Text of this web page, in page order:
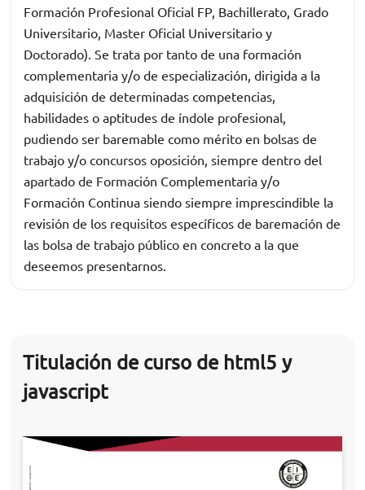
Formación Profesional Oficial FP, Bachillerato, Grado
Universitario, Master Oficial Universitario y
Doctorado). Se trata por tanto de una formación
complementaria y/o de especialización, dirigida a la
adquisición de determinadas competencias,
habilidades o aptitudes de índole profesional,
pudiendo ser baremable como mérito en bolsas de
trabajo y/o concursos oposición, siempre dentro del
apartado de Formación Complementaria y/o
Formación Continua siendo siempre imprescindible la
revisión de los requisitos específicos de baremación de
las bolsa de trabajo público en concreto a la que
deseemos presentarnos.
Titulación de curso de html5 y
javascript